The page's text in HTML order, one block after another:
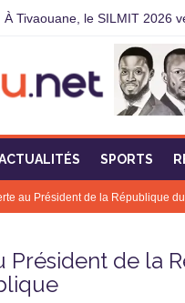
À Tivaouane, le SILMIT 2026
SPORTS
au Président de la République
Président de la